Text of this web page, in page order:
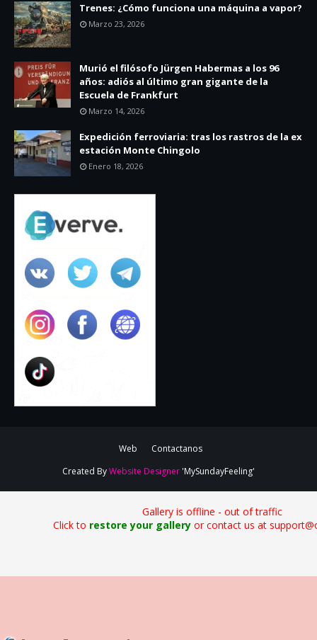
Trenes: ¿Cómo funciona una máquina a vapor?
Marzo 23, 2026
Murió el filósofo Jürgen Habermas a los 96
años: adiós al último gran gigante de la
Escuela de Frankfurt
Marzo 14, 2026
Expedición ferroviaria: tras los rastros de la ex
estación Monte Chingolo
Enero 18, 2026
Web
Contactanos
Created ByWebsite Designer 'MySundayFeeling'
Gallery is offline - out of traffic
Click to restore your galleryor contact us at